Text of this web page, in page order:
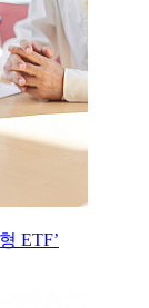
ETF’